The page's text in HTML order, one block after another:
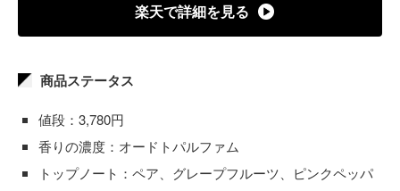
楽天で詳細を見る
商品ステータス
値段：3,780円
香りの濃度：オードトパルファム
トップノート：ペア、グレープフルーツ、ピンクペッパ